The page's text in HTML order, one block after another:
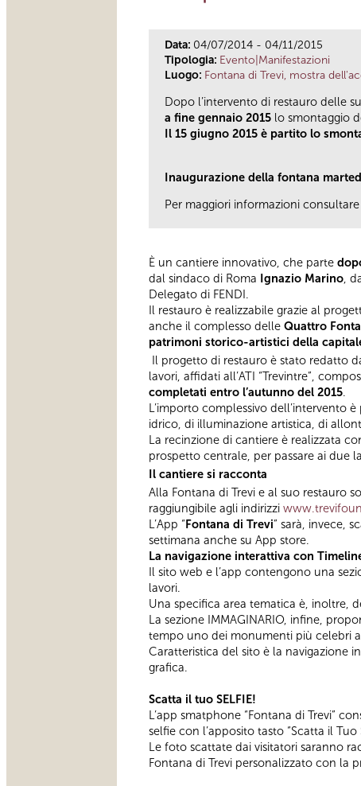
Data: 04/07/2014 - 04/11/2015
Tipologia: Evento|Manifestazioni
Luogo: Fontana di Trevi, mostra
Dopo l’intervento di restauro delle
a fine gennaio 2015 lo smontaggio
Il 15 giugno 2015 è partito lo
Inaugurazione della fontana
Per maggiori informazioni consultare
È un cantiere innovativo, che parte
dal sindaco di Roma Ignazio Marino,
Delegato di FENDI.
Il restauro è realizzabile grazie al
anche il complesso delle Quattro
patrimoni storico-artistici della
Il progetto di restauro è stato redatto
lavori, affidati all’ATI “Trevintre”,
completati entro l’autunno del 2015.
L’importo complessivo dell’intervento è
idrico, di illuminazione artistica, di
La recinzione di cantiere è realizzata
prospetto centrale, per passare ai due
Il cantiere si racconta
Alla Fontana di Trevi e al suo restauro
raggiungibile agli indirizzi
L’App “Fontana di Trevi” sarà, invece,
settimana anche su App store.
La navigazione interattiva con
Il sito web e l’app contengono una
lavori.
Una specifica area tematica è, inoltre,
La sezione IMMAGINARIO, infine,
tempo uno dei monumenti più celebri
Caratteristica del sito è la navigazione
grafica.
Scatta il tuo SELFIE!
L’app smatphone “Fontana di Trevi”
selfie con l’apposito tasto “Scatta il Tuo
Le foto scattate dai visitatori saranno
Fontana di Trevi personalizzato con la